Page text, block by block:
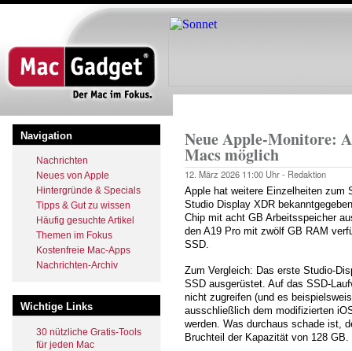
Direkt
zum
Navigation
Nachrichten
Neues von Apple
Hintergründe & Specials
Tipps & Gut zu wissen
Häufig gesuchte Artikel
Themen im Fokus
Kostenfreie Mac-Apps
Nachrichten-Archiv
Wichtige Links
30 nützliche Gratis-Tools
für jeden Mac
Neue Apple-Monitore:
Macs möglich
12. März 2026 11:00 Uhr - Redaktion
Apple hat weitere Einzelheiten zum
Studio Display XDR
Chip mit acht GB Arbeitsspeicher
den A19 Pro mit zwölf GB RAM
SSD.
Zum Vergleich: Das erste Studio-
SSD ausgerüstet. Auf das SSD-
nicht zugreifen (und es
ausschließlich dem modifizierten
werden. Was durchaus schade ist,
Bruchteil der Kapazität von 128 GB.